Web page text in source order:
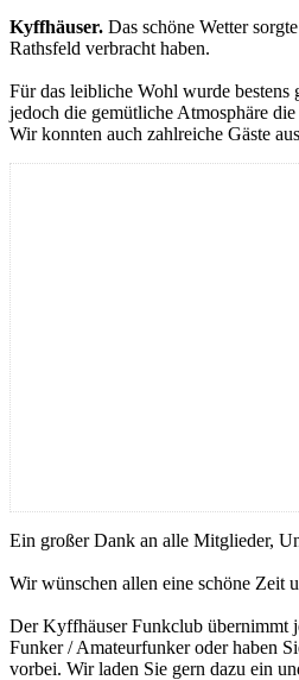
Kyffhäuser. Das schöne Wetter
Rathsfeld verbracht haben.
Für das leibliche Wohl wurde
jedoch die gemütliche Atmosphäre
Wir konnten auch zahlreiche Gäste
Ein großer Dank an alle Mitglieder,
Wir wünschen allen eine schöne Zeit
Der Kyffhäuser Funkclub übernimmt
Funker / Amateurfunker oder haben
vorbei. Wir laden Sie gern dazu ein